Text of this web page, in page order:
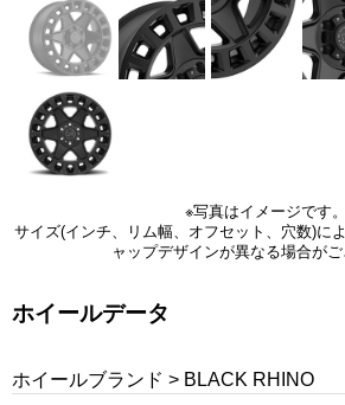
※写真はイメージです。
サイズ(インチ、リム幅、オフセット、穴数)に
ャップデザインが異なる場合がご
ホイールデータ
ホイールブランド > BLACK RHINO